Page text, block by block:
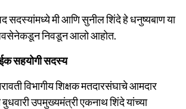
सदस्यांमध्ये मी आणि सुनील शिंदे हे धनुष्यबाण या
निवडून आलो आहोत.
सहयोगी सदस्य
विभागीय शिक्षक मतदारसंघाचे आमदार
उपमुख्यमंत्री एकनाथ शिंदे यांच्या